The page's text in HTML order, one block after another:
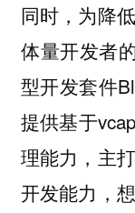
同时，为降
体量开发者
型开发套件
提供基于
理能力，主
开发能力，